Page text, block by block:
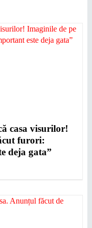
casa visurilor!
furori:
deja gata”